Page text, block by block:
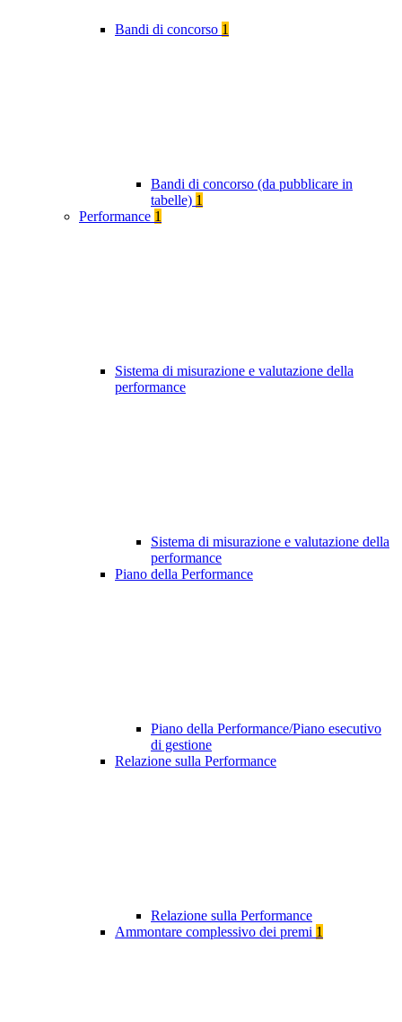
Bandi di concorso 1
Bandi di concorso (da pubblicare in
tabelle) 1
Performance 1
Sistema di misurazione e valutazione della
performance
Sistema di misurazione e valutazione della
performance
Piano della Performance
Piano della Performance/Piano esecutivo
di gestione
Relazione sulla Performance
Relazione sulla Performance
Ammontare complessivo dei premi 1